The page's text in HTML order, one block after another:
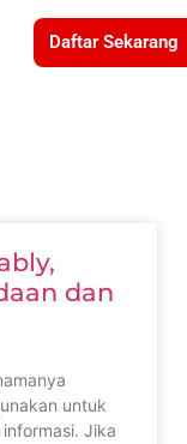
Daftar Sekarang
dan
untuk
Jika